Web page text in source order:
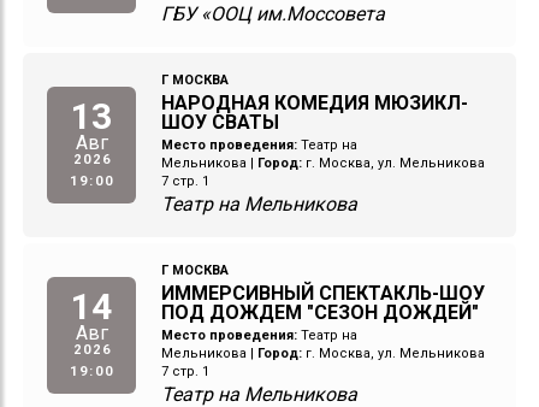
ГБУ «ООЦ им.Моссовета
13
Авг
2026
19:00
Г МОСКВА
НАРОДНАЯ КОМЕДИЯ МЮЗИКЛ-
ШОУ СВАТЫ
Место проведения: Театр на
Мельникова | Город: г. Москва, ул. Мельникова
7 стр. 1
Театр на Мельникова
14
Авг
2026
19:00
Г МОСКВА
ИММЕРСИВНЫЙ СПЕКТАКЛЬ-ШОУ
ПОД ДОЖДЕМ "СЕЗОН ДОЖДЕЙ"
Место проведения: Театр на
Мельникова | Город: г. Москва, ул. Мельникова
7 стр. 1
Театр на Мельникова